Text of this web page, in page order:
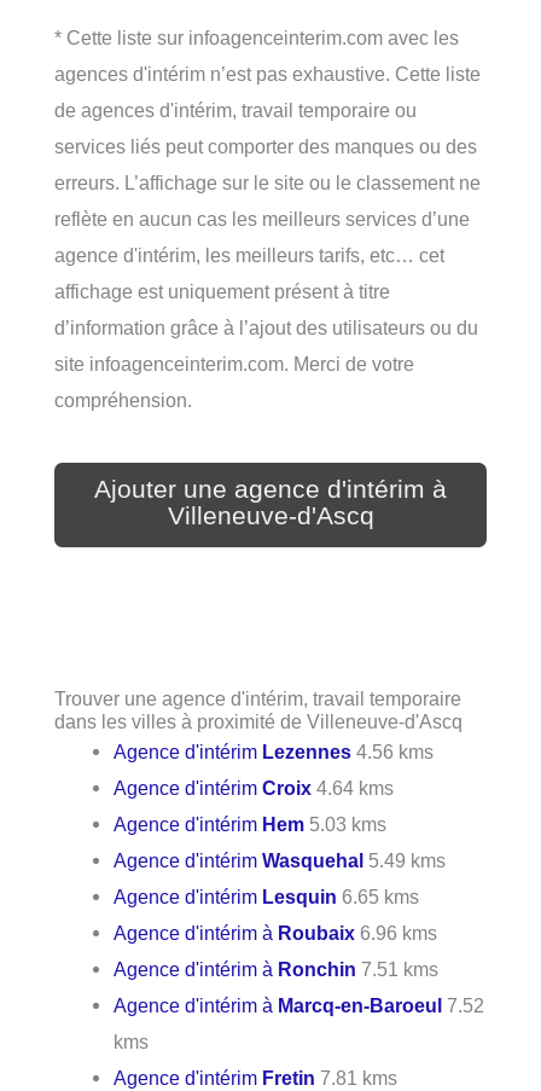
* Cette liste sur infoagenceinterim.com avec les
agences d'intérim n’est pas exhaustive. Cette liste
de agences d'intérim, travail temporaire ou
services liés peut comporter des manques ou des
erreurs. L’affichage sur le site ou le classement ne
reflète en aucun cas les meilleurs services d’une
agence d'intérim, les meilleurs tarifs, etc… cet
affichage est uniquement présent à titre
d’information grâce à l’ajout des utilisateurs ou du
site infoagenceinterim.com. Merci de votre
compréhension.
Ajouter une agence d'intérim à
Villeneuve-d'Ascq
Trouver une agence d'intérim, travail temporaire
dans les villes à proximité de Villeneuve-d'Ascq
Agence d'intérim Lezennes 4.56 kms
Agence d'intérimCroix 4.64 kms
Agence d'intérim Hem 5.03 kms
Agence d'intérimWasquehal 5.49 kms
Agence d'intérim Lesquin 6.65 kms
Agence d'intérim à Roubaix 6.96 kms
Agence d'intérim à Ronchin 7.51 kms
Agence d'intérim à Marcq-en-Baroeul 7.52
kms
Agence d'intérim Fretin 7.81 kms